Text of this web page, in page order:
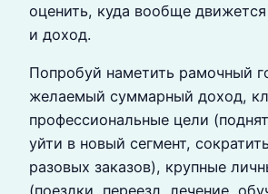
оценить, куда вообще
и доход.
Попробуй наметить рамочный
желаемый суммарный доход,
профессиональные цели
уйти в новый сегмент,
разовых заказов), крупные
(поездки, переезд, лечение,